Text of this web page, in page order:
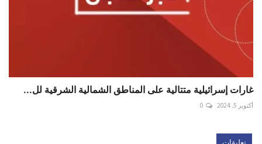
غارات إسرائيلية متتالية على المناطق الشمالية الشرقية لل...
أكتوبر 5, 2024 0